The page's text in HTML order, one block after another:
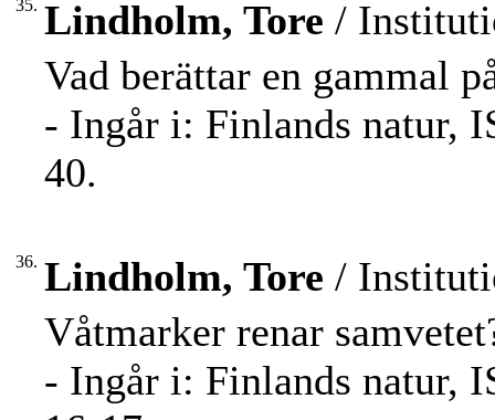
35. Lindholm, Tore /
Vad berättar en gammal
- Ingår i: Finlands natur,
40.
36. Lindholm, Tore /
Våtmarker renar
- Ingår i: Finlands natur,